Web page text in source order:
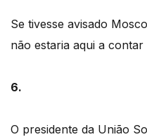
Se tivesse avisado
não estaria aqui a contar
6.
O presidente da União